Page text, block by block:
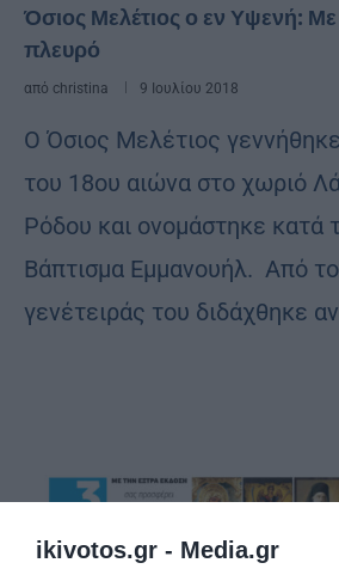
ikivotos.gr - Media.gr
Όσιος Μελέτιος ο εν Υψενή:
πλευρό
από christina 9 Ιουλίου 2018
Ο Όσιος Μελέτιος
του 18ου αιώνα στο χωριό
Ρόδου και ονομάστηκε κατά
Βάπτισμα Εμμανουήλ. Από
γενέτειράς του διδάχθηκε